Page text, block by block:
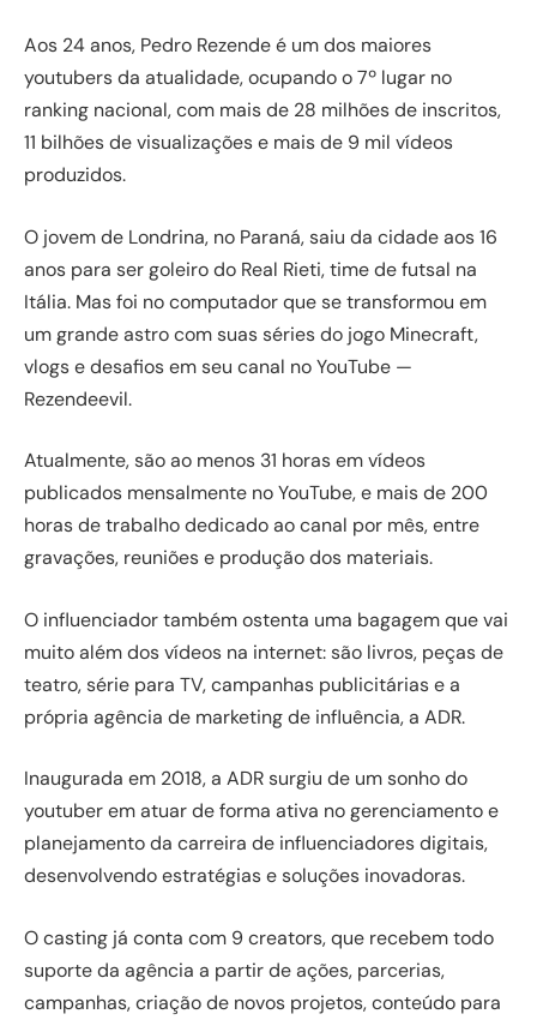
Aos 24 anos, Pedro Rezende é um dos maiores
youtubers da atualidade, ocupando o 7º lugar no
ranking nacional, com mais de 28 milhões de inscritos,
11 bilhões de visualizações e mais de 9 mil vídeos
produzidos.
O jovem de Londrina, no Paraná, saiu da cidade aos 16
anos para ser goleiro do Real Rieti, time de futsal na
Itália. Mas foi no computador que se transformou em
um grande astro com suas séries do jogo Minecraft,
vlogs e desafios em seu canal no YouTube —
Rezendeevil.
Atualmente, são ao menos 31 horas em vídeos
publicados mensalmente no YouTube, e mais de 200
horas de trabalho dedicado ao canal por mês, entre
gravações, reuniões e produção dos materiais.
O influenciador também ostenta uma bagagem que vai
muito além dos vídeos na internet: são livros, peças de
teatro, série para TV, campanhas publicitárias e a
própria agência de marketing de influência, a ADR.
Inaugurada em 2018, a ADR surgiu de um sonho do
youtuber em atuar de forma ativa no gerenciamento e
planejamento da carreira de influenciadores digitais,
desenvolvendo estratégias e soluções inovadoras.
O casting já conta com 9 creators, que recebem todo
suporte da agência a partir de ações, parcerias,
campanhas, criação de novos projetos, conteúdo para